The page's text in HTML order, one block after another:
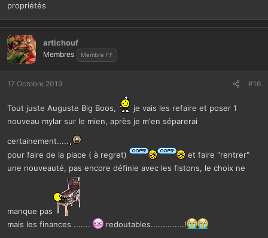
propriétés
artichouf
Membres Membre FF
17 Octobre 2019 #16
Tout juste Auguste Big Boos,
je vais les refaire et poser 1
nouveau mylar sur le mien, après je m'en séparerai
certainement.....
pour faire de la place ( à regret)
et faire "rentrer"
une nouveauté, pas encore définie avec les fistons, le choix ne
manque pas
mais les finances .......
redoutables..............!